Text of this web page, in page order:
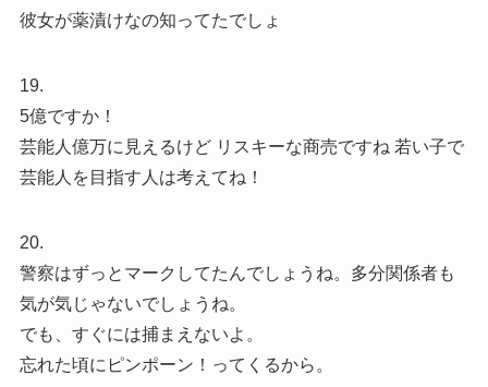
彼女が薬漬けなの知ってたでしょ
19.
5億ですか！
芸能人億万に見えるけど リスキーな商売ですね 若い子で
芸能人を目指す人は考えてね！
20.
警察はずっとマークしてたんでしょうね。多分関係者も
気が気じゃないでしょうね。
でも、すぐには捕まえないよ。
忘れた頃にピンポーン！ってくるから。